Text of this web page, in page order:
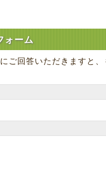
ォーム
ご回答いただきますと